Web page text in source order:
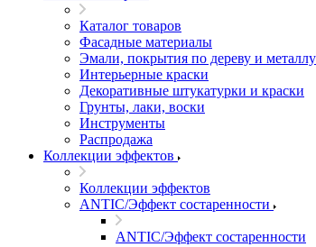
Каталог товаров
Фасадные материалы
Эмали, покрытия по дереву и металлу
Интерьерные краски
Декоративные штукатурки и краски
Грунты, лаки, воски
Инструменты
Распродажа
Коллекции эффектов
Коллекции эффектов
ANTIC/Эффект состаренности
ANTIC/Эффект состаренности